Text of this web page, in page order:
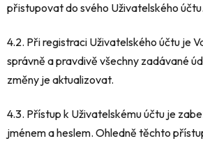
přistupovat do svého Uživatelského účtu.
4.2. Při registraci Uživatelského účtu je
správně a pravdivě všechny zadávané
změny je aktualizovat.
4.3. Přístup k Uživatelskému účtu je
jménem a heslem. Ohledně těchto